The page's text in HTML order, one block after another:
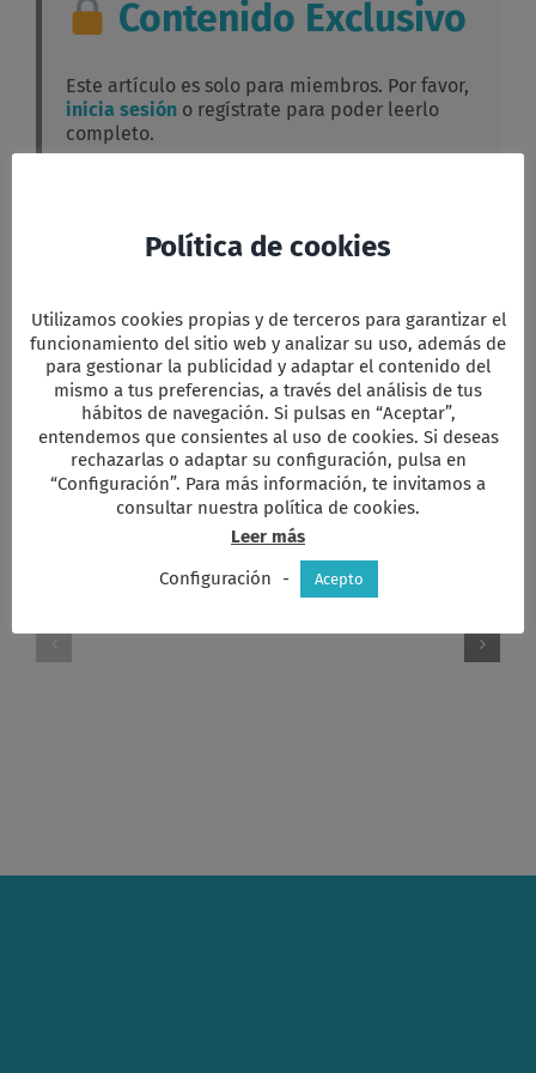
Contenido Exclusivo
Este artículo es solo para miembros. Por favor,
inicia sesión o regístrate para poder leerlo
completo.
Facebook
Twitter
EmailWhatsApp
PrintFriendly
Compartir
Comparta esta información en su red
Social favorita!
Facebook RedditLinkedInWhatsApp
Tumblr Pinterest
Vk Xing
Artículos relacionados
Política de cookies
Utilizamos cookies propias y de terceros para garantizar el
funcionamiento del sitio web y analizar su uso, además de
para gestionar la publicidad y adaptar el contenido del
mismo a tus preferencias, a través del análisis de tus
hábitos de navegación. Si pulsas en “Aceptar”,
entendemos que consientes al uso de cookies. Si deseas
rechazarlas o adaptar su configuración, pulsa en
“Configuración”. Para más información, te invitamos a
consultar nuestra política de cookies.
Leer más
Configuración
- Acepto